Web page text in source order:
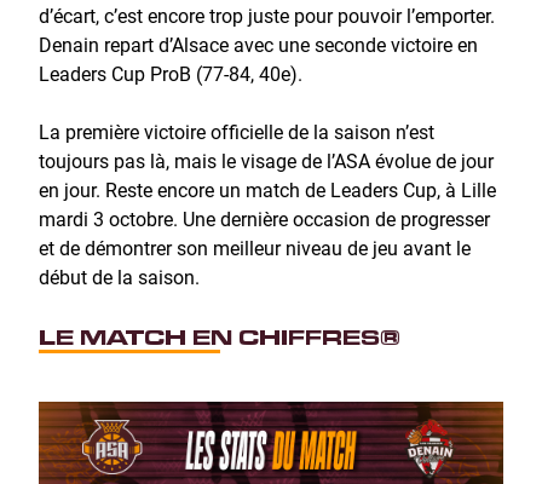
d’écart, c’est encore trop juste pour pouvoir l’emporter.
Denain repart d’Alsace avec une seconde victoire en
Leaders Cup ProB (77-84, 40e).
La première victoire officielle de la saison n’est
toujours pas là, mais le visage de l’ASA évolue de jour
en jour. Reste encore un match de Leaders Cup, à Lille
mardi 3 octobre. Une dernière occasion de progresser
et de démontrer son meilleur niveau de jeu avant le
début de la saison.
LE MATCH EN CHIFFRES